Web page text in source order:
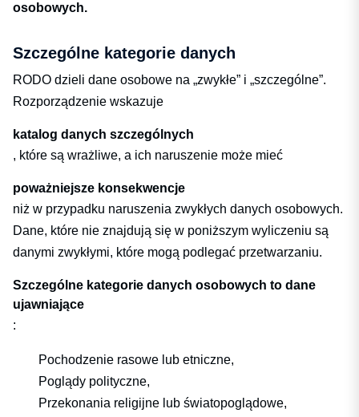
osobowych.
Szczególne kategorie danych
RODO dzieli dane osobowe na „zwykłe” i „szczególne”.
Rozporządzenie wskazuje
katalog danych szczególnych
, które są wrażliwe, a ich naruszenie może mieć
poważniejsze konsekwencje
niż w przypadku naruszenia zwykłych danych osobowych.
Dane, które nie znajdują się w poniższym wyliczeniu są
danymi zwykłymi, które mogą podlegać przetwarzaniu.
Szczególne kategorie danych osobowych to dane
ujawniające
:
Pochodzenie rasowe lub etniczne,
Poglądy polityczne,
Przekonania religijne lub światopoglądowe,